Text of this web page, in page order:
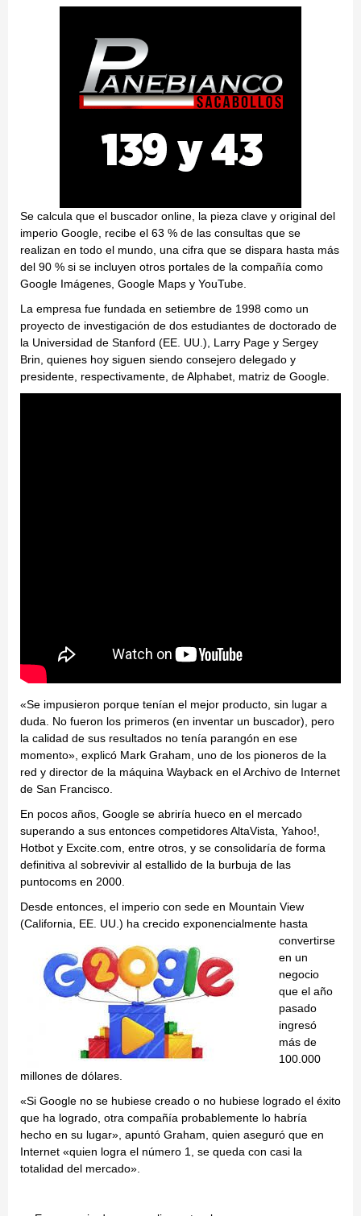
Se calcula que el buscador online, la pieza clave y original del
imperio Google, recibe el 63 % de las consultas que se
realizan en todo el mundo, una cifra que se dispara hasta más
del 90 % si se incluyen otros portales de la compañía como
Google Imágenes, Google Maps y YouTube.
La empresa fue fundada en setiembre de 1998 como un
proyecto de investigación de dos estudiantes de doctorado de
la Universidad de Stanford (EE. UU.), Larry Page y Sergey
Brin, quienes hoy siguen siendo consejero delegado y
presidente, respectivamente, de Alphabet, matriz de Google.
«Se impusieron porque tenían el mejor producto, sin lugar a
duda. No fueron los primeros (en inventar un buscador), pero
la calidad de sus resultados no tenía parangón en ese
momento», explicó Mark Graham, uno de los pioneros de la
red y director de la máquina Wayback en el Archivo de Internet
de San Francisco.
En pocos años, Google se abriría hueco en el mercado
superando a sus entonces competidores AltaVista, Yahoo!,
Hotbot y Excite.com, entre otros, y se consolidaría de forma
definitiva al sobrevivir al estallido de la burbuja de las
puntocoms en 2000.
Desde entonces, el imperio con sede en Mountain View
(California, EE. UU.) ha crecido exponencialmente hasta
convertirse
en un
negocio
que el año
pasado
ingresó
más de
100.000
millones de dólares.
«Si Google no se hubiese creado o no hubiese logrado el éxito
que ha logrado, otra compañía probablemente lo habría
hecho en su lugar», apuntó Graham, quien aseguró que en
Internet «quien logra el número 1, se queda con casi la
totalidad del mercado».